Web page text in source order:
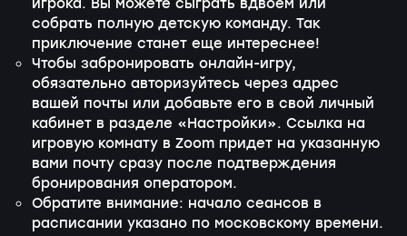
собрать полную детскую команду. Так
приключение станет еще интереснее!
Чтобы забронировать онлайн-игру,
обязательно авторизуйтесь через адрес
вашей почты или добавьте его в свой личный
кабинет в разделе «Настройки». Ссылка на
игровую комнату в Zoom придет на указанную
вами почту сразу после подтверждения
бронирования оператором.
Обратите внимание: начало сеансов в
расписании указано по московскому времени.